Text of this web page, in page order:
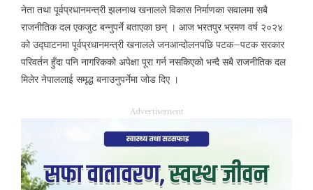
नेता तथा पूर्वप्रधानमन्त्री झलनाथ खनालले विकास निर्माणका सवालमा सबै
राजनीतिक दल एकजुट बन्नुपर्ने बताएका छन् । आज भरतपुर भ्रमण वर्ष २०२४
को उद्घाटनमा पूर्वप्रधानमन्त्री खनालले जनआन्दोलनपछि पटक–पटक सरकार
परिवर्तन हुँदा पनि नागरिकको अपेक्षा पूरा गर्न नसकिएको भन्दै सबै राजनीतिक दल
मिलेर नेपाललाई समृद्ध बनाउनुपर्नेमा जोड दिए ।
Advertisement